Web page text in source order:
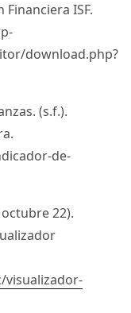
ISF.
download.php?
(s.f.).
de-
22).
visualizador-